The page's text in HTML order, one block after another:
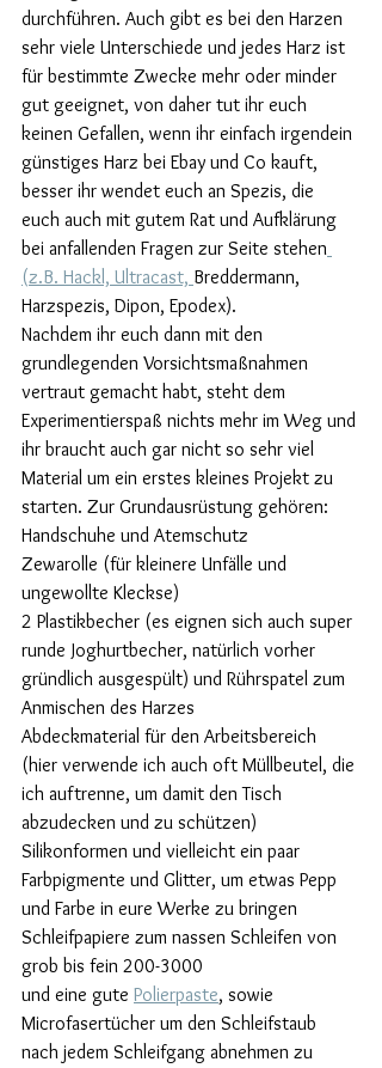
durchführen. Auch gibt es bei den Harzen
sehr viele Unterschiede und jedes Harz ist
für bestimmte Zwecke mehr oder minder
gut geeignet, von daher tut ihr euch
keinen Gefallen, wenn ihr einfach irgendein
günstiges Harz bei Ebay und Co kauft,
besser ihr wendet euch an Spezis, die
euch auch mit gutem Rat und Aufklärung
bei anfallenden Fragen zur Seite stehen
(z.B. Hackl, Ultracast, Breddermann,
Harzspezis, Dipon, Epodex).
Nachdem ihr euch dann mit den
grundlegenden Vorsichtsmaßnahmen
vertraut gemacht habt, steht dem
Experimentierspaß nichts mehr im Weg und
ihr braucht auch gar nicht so sehr viel
Material um ein erstes kleines Projekt zu
starten. Zur Grundausrüstung gehören:
Handschuhe und Atemschutz
Zewarolle (für kleinere Unfälle und
ungewollte Kleckse)
2 Plastikbecher (es eignen sich auch super
runde Joghurtbecher, natürlich vorher
gründlich ausgespült) und Rührspatel zum
Anmischen des Harzes
Abdeckmaterial für den Arbeitsbereich
(hier verwende ich auch oft Müllbeutel, die
ich auftrenne, um damit den Tisch
abzudecken und zu schützen)
Silikonformen und vielleicht ein paar
Farbpigmente und Glitter, um etwas Pepp
und Farbe in eure Werke zu bringen
Schleifpapiere zum nassen Schleifen von
grob bis fein 200-3000
und eine gute Polierpaste, sowie
Microfasertücher um den Schleifstaub
nach jedem Schleifgang abnehmen zu